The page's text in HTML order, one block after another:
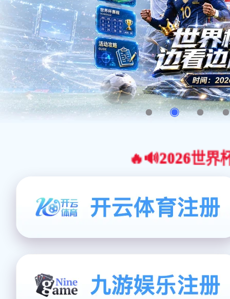
🔥🔊2026世界杯官网